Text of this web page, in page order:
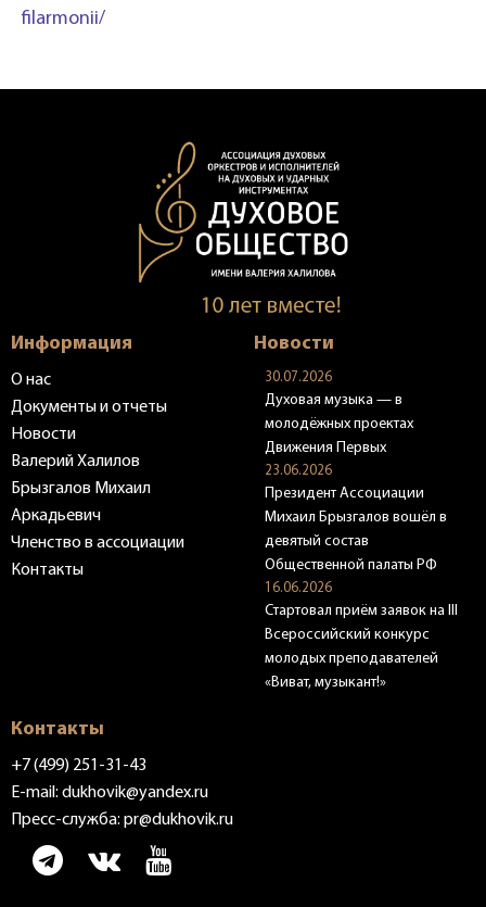
filarmonii/
Информация
О нас
Документы и отчеты
Новости
Валерий Халилов
Брызгалов Михаил
Аркадьевич
Членство в ассоциации
Контакты
Новости
30.07.2026
Духовая музыка — в
молодёжных проектах
Движения Первых
23.06.2026
Президент Ассоциации
Михаил Брызгалов вошёл в
девятый состав
Общественной палаты РФ
16.06.2026
Стартовал приём заявок на III
Всероссийский конкурс
молодых преподавателей
«Виват, музыкант!»
Контакты
+7 (499) 251-31-43
E-mail: dukhovik@yandex.ru
Пресс-служба: pr@dukhovik.ru